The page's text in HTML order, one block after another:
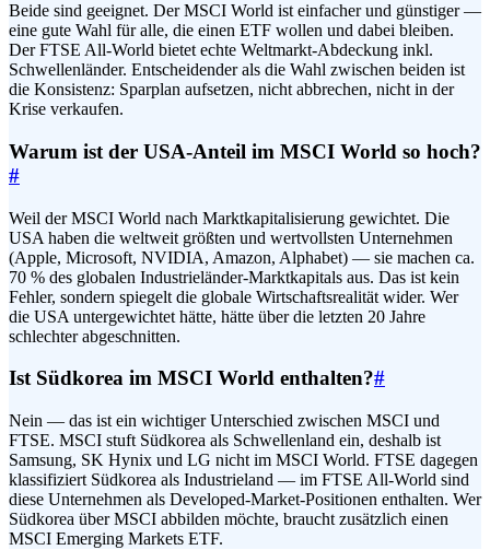
Beide sind geeignet. Der MSCI World ist einfacher und günstiger —
eine gute Wahl für alle, die einen ETF wollen und dabei bleiben.
Der FTSE All-World bietet echte Weltmarkt-Abdeckung inkl.
Schwellenländer. Entscheidender als die Wahl zwischen beiden ist
die Konsistenz: Sparplan aufsetzen, nicht abbrechen, nicht in der
Krise verkaufen.
Warum ist der USA-Anteil im MSCI World so hoch?
#
Weil der MSCI World nach Marktkapitalisierung gewichtet. Die
USA haben die weltweit größten und wertvollsten Unternehmen
(Apple, Microsoft, NVIDIA, Amazon, Alphabet) — sie machen ca.
70 % des globalen Industrieländer-Marktkapitals aus. Das ist kein
Fehler, sondern spiegelt die globale Wirtschaftsrealität wider. Wer
die USA untergewichtet hätte, hätte über die letzten 20 Jahre
schlechter abgeschnitten.
Ist Südkorea im MSCI World enthalten?#
Nein — das ist ein wichtiger Unterschied zwischen MSCI und
FTSE. MSCI stuft Südkorea als Schwellenland ein, deshalb ist
Samsung, SK Hynix und LG nicht im MSCI World. FTSE dagegen
klassifiziert Südkorea als Industrieland — im FTSE All-World sind
diese Unternehmen als Developed-Market-Positionen enthalten. Wer
Südkorea über MSCI abbilden möchte, braucht zusätzlich einen
MSCI Emerging Markets ETF.